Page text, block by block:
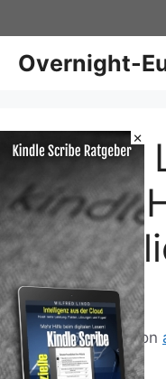
×
Inhalt
springen
Overnight-
Stefan
Travel
Osten
24. April 2013 von